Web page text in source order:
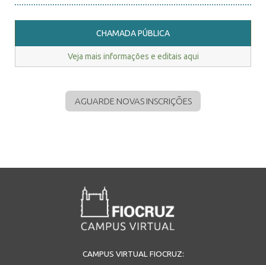
CHAMADA PÚBLICA
Veja mais informações e editais aqui
AGUARDE NOVAS INSCRIÇÕES
CAMPUS VIRTUAL FIOCRUZ: